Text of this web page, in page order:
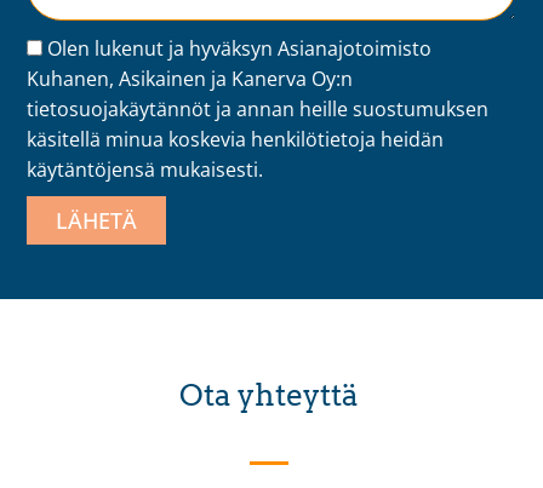
Olen lukenut ja hyväksyn Asianajotoimisto
Kuhanen, Asikainen ja Kanerva Oy:n
tietosuojakäytännöt ja annan heille suostumuksen
käsitellä minua koskevia henkilötietoja heidän
käytäntöjensä mukaisesti.
LÄHETÄ
Ota yhteyttä